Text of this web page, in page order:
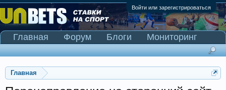
Войти или зарегистрироваться
Главная
Главная Форум Блоги
Мониторинг
Сканер Pinnacle